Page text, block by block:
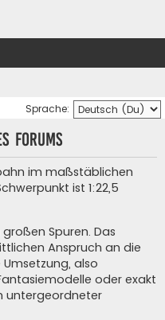
Sprache:
Forums
im maßstäblichen
ist 1:22,5
Spuren. Das
Anspruch an die
also
oder exakt
untergeordneter